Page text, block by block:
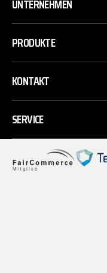
UNTERNEHMEN
PRODUKTE
KONTAKT
SERVICE